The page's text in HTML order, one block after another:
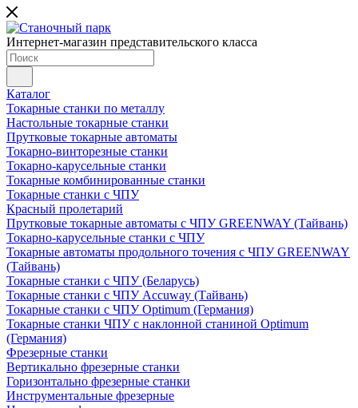
Интернет-магазин представительского класса
Каталог
Токарные станки по металлу
Настольные токарные станки
Прутковые токарные автоматы
Токарно-винторезные станки
Токарно-карусельные станки
Токарные комбинированные станки
Токарные станки с ЧПУ
Красный пролетарий
Прутковые токарные автоматы с ЧПУ GREENWAY (Тайвань)
Токарно-карусельные станки с ЧПУ
Токарные автоматы продольного точения с ЧПУ GREENWAY
(Тайвань)
Токарные станки с ЧПУ (Беларусь)
Токарные станки с ЧПУ Accuway (Тайвань)
Токарные станки с ЧПУ Optimum (Германия)
Токарные станки ЧПУ с наклонной станиной Optimum
(Германия)
Фрезерные станки
Вертикально фрезерные станки
Горизонтально фрезерные станки
Инструментальные фрезерные